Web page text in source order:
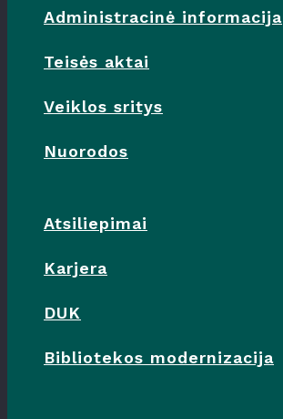
Administracinė informacija
Teisės aktai
Veiklos sritys
Nuorodos
Atsiliepimai
Karjera
DUK
Bibliotekos modernizacija